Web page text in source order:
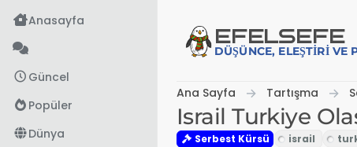
İçeriğe atla
Anasayfa
Güncel
Popüler
Dünya
EFELSEFE
DÜŞÜNCE, ELEŞTIRI VE
Ana Sayfa Tartışma
Israil Turkiye
Serbest Kürsü